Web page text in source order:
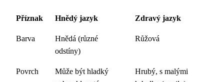
Příznak Hnědý jazyk Zdravý jazyk
Barva
Hnědá (různé
odstíny)
Růžová
Povrch
Může být hladký
Hrubý, s malými